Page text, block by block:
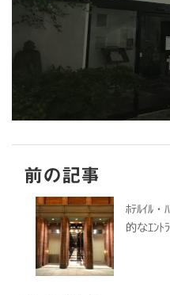
前の記事
ﾎﾃﾙｲﾙ・
的なｴﾝﾄ